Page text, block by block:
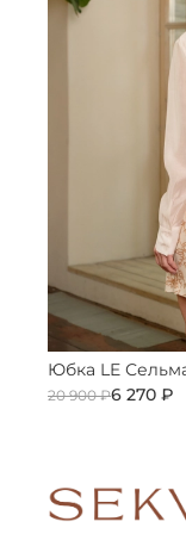
Юбка LE
20 900 ₽6 270 ₽